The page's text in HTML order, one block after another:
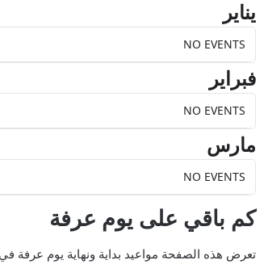
يناير
NO EVENTS
فبراير
NO EVENTS
مارس
NO EVENTS
كم باقي على يوم عرفة
تعرض هذه الصفحة مواعيد بداية ونهاية يوم عرفة